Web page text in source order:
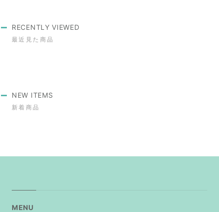
RECENTLY VIEWED
最近見た商品
NEW ITEMS
新着商品
MENU